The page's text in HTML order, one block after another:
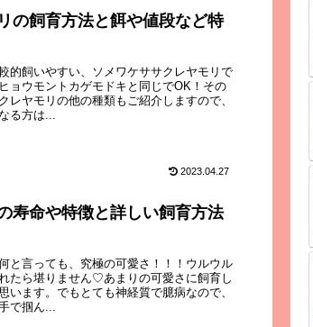
の飼育方法と餌や値段など特
的飼いやすい、ソメワケササクレヤモリで
ョウモントカゲモドキと同じでOK！その
レヤモリの他の種類もご紹介しますので、
る方は...
2023.04.27
寿命や特徴と詳しい飼育方法
と言っても、究極の可愛さ！！！ウルウル
たら堪りません♡あまりの可愛さに飼育し
います。でもとても神経質で臆病なので、
で掴ん...